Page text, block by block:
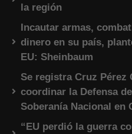
la región
Incautar armas,
dinero en su país,
EU: Sheinbaum
Se registra Cruz Pérez
coordinar la Defensa
Soberanía Nacional en
“EU perdió la guerra